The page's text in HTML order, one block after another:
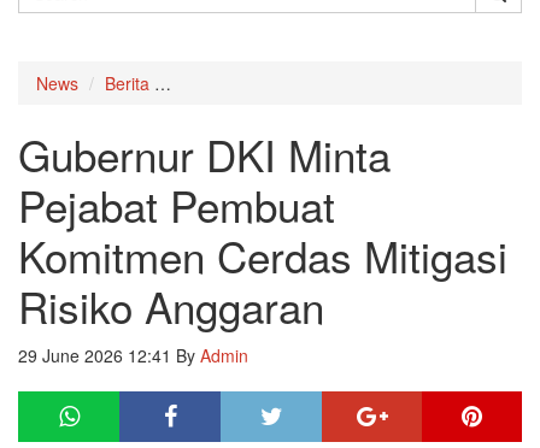
News Berita
Gubernur DKI Minta
Pejabat Pembuat
Komitmen Cerdas Mitigasi
Risiko Anggaran
29 June 2026 12:41 By Admin